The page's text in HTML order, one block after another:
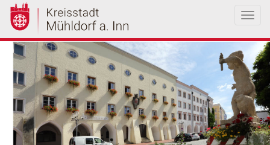
Direkt
zum
Inhalt